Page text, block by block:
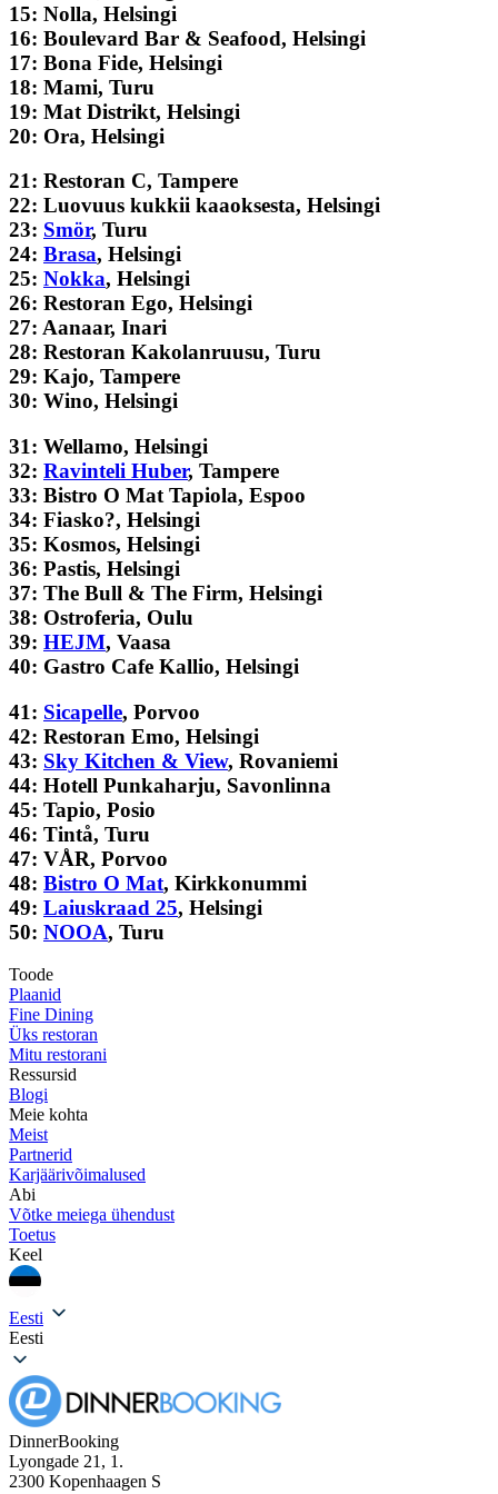
15: Nolla, Helsingi
16: Boulevard Bar & Seafood, Helsingi
17: Bona Fide, Helsingi
18: Mami, Turu
19: Mat Distrikt, Helsingi
20: Ora, Helsingi
21: Restoran C, Tampere
22: Luovuus kukkii kaaoksesta, Helsingi
23: Smör, Turu
24: Brasa, Helsingi
25: Nokka, Helsingi
26: Restoran Ego, Helsingi
27: Aanaar, Inari
28: Restoran Kakolanruusu, Turu
29: Kajo, Tampere
30: Wino, Helsingi
31: Wellamo, Helsingi
32: Ravinteli Huber, Tampere
33: Bistro O Mat Tapiola, Espoo
34: Fiasko?, Helsingi
35: Kosmos, Helsingi
36: Pastis, Helsingi
37: The Bull & The Firm, Helsingi
38: Ostroferia, Oulu
39: HEJM, Vaasa
40: Gastro Cafe Kallio, Helsingi
41: Sicapelle, Porvoo
42: Restoran Emo, Helsingi
43: Sky Kitchen & View, Rovaniemi
44: Hotell Punkaharju, Savonlinna
45: Tapio, Posio
46: Tintå, Turu
47: VÅR, Porvoo
48: Bistro O Mat, Kirkkonummi
49: Laiuskraad 25, Helsingi
50: NOOA, Turu
Toode
Plaanid
Fine Dining
Üks restoran
Mitu restorani
Ressursid
Blogi
Meie kohta
Meist
Partnerid
Karjäärivõimalused
Abi
Võtke meiega ühendust
Toetus
Keel
Eesti
Eesti
DinnerBooking
Lyongade 21, 1.
2300 Kopenhaagen S